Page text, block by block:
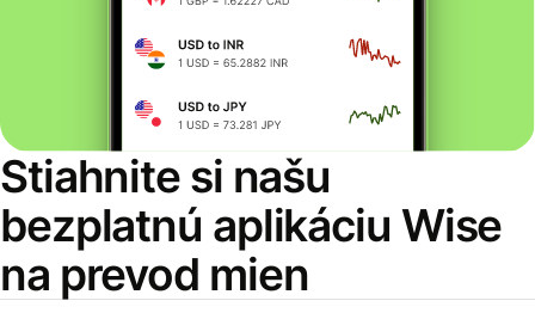
Stiahnite si našu
bezplatnú aplikáciu Wise
na prevod mien